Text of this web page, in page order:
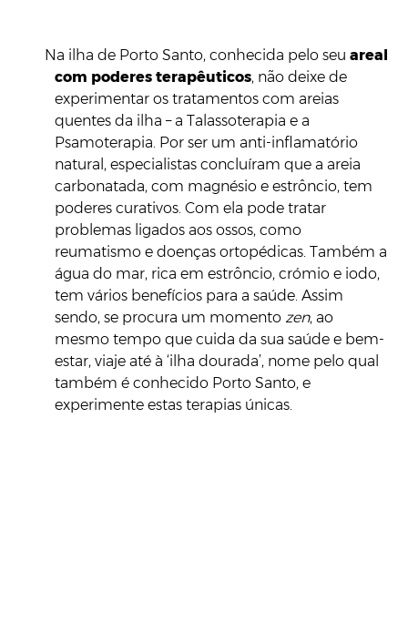
Na ilha de Porto Santo, conhecida pelo seu areal
com poderes terapêuticos, não deixe de
experimentar os tratamentos com areias
quentes da ilha – a Talassoterapia e a
Psamoterapia. Por ser um anti-inflamatório
natural, especialistas concluíram que a areia
carbonatada, com magnésio e estrôncio, tem
poderes curativos. Com ela pode tratar
problemas ligados aos ossos, como
reumatismo e doenças ortopédicas. Também a
água do mar, rica em estrôncio, crómio e iodo,
tem vários benefícios para a saúde. Assim
sendo, se procura um momento zen, ao
mesmo tempo que cuida da sua saúde e bem-
estar, viaje até à ‘ilha dourada’, nome pelo qual
também é conhecido Porto Santo, e
experimente estas terapias únicas.